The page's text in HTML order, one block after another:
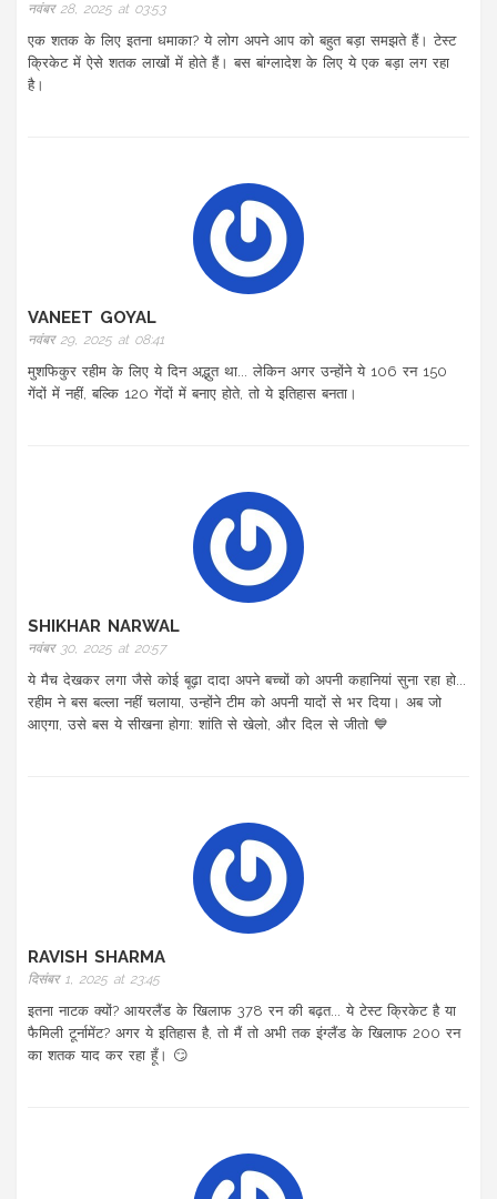
नवंबर 28, 2025 at 03:53
एक शतक के लिए इतना धमाका? ये लोग अपने आप को बहुत बड़ा समझते हैं। टेस्ट
क्रिकेट में ऐसे शतक लाखों में होते हैं। बस बांग्लादेश के लिए ये एक बड़ा लग रहा
है।
VANEET GOYAL
नवंबर 29, 2025 at 08:41
मुशफिकुर रहीम के लिए ये दिन अद्भुत था... लेकिन अगर उन्होंने ये 106 रन 150
गेंदों में नहीं, बल्कि 120 गेंदों में बनाए होते, तो ये इतिहास बनता।
SHIKHAR NARWAL
नवंबर 30, 2025 at 20:57
ये मैच देखकर लगा जैसे कोई बूढ़ा दादा अपने बच्चों को अपनी कहानियां सुना रहा हो...
रहीम ने बस बल्ला नहीं चलाया, उन्होंने टीम को अपनी यादों से भर दिया। अब जो
आएगा, उसे बस ये सीखना होगा: शांति से खेलो, और दिल से जीतो 💙
RAVISH SHARMA
दिसंबर 1, 2025 at 23:45
इतना नाटक क्यों? आयरलैंड के खिलाफ 378 रन की बढ़त... ये टेस्ट क्रिकेट है या
फैमिली टूर्नामेंट? अगर ये इतिहास है, तो मैं तो अभी तक इंग्लैंड के खिलाफ 200 रन
का शतक याद कर रहा हूँ। 😏